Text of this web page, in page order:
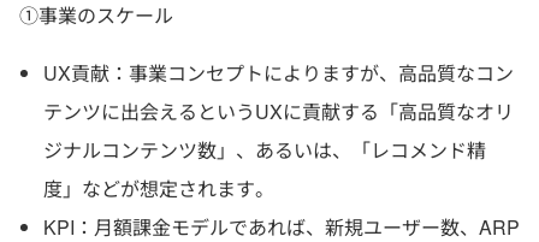
①事業のスケール
UX貢献：事業コンセプトによりますが、高品質なコン
テンツに出会えるというUXに貢献する「高品質なオリ
ジナルコンテンツ数」、あるいは、「レコメンド精
度」などが想定されます。
KPI：月額課金モデルであれば、新規ユーザー数、ARP